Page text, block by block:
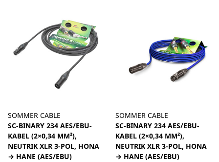
SOMMER CABLE
SC-BINARY 234 AES/EBU-
KABEL (2×0,34 MM²),
NEUTRIK XLR 3-POL, HONA
→ HANE (AES/EBU)
SOMMER CABLE
SC-BINARY 234 AES/EBU-
KABEL (2×0,34 MM²),
NEUTRIK XLR 3-POL, HONA
→ HANE (AES/EBU)